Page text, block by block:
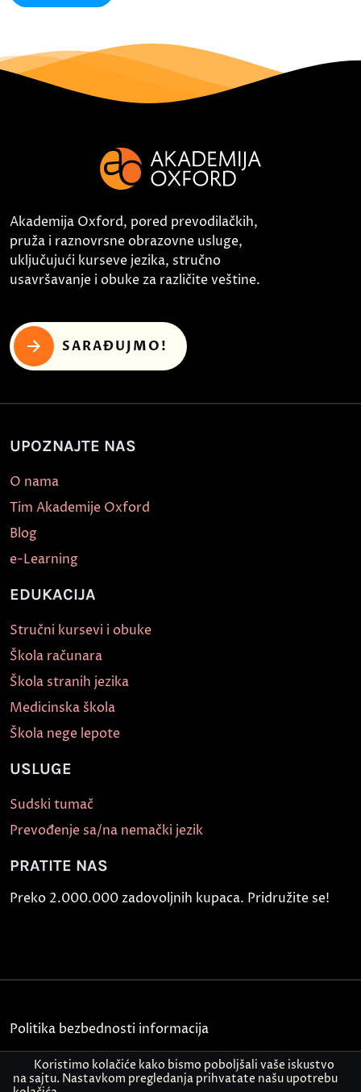
Akademija Oxford, pored prevodilačkih,
pruža i raznovrsne obrazovne usluge,
uključujući kurseve jezika, stručno
usavršavanje i obuke za različite veštine.
SARAĐUJMO!
UPOZNAJTE NAS
O nama
Tim Akademije Oxford
Blog
e-Learning
EDUKACIJA
Stručni kursevi i obuke
Škola računara
Škola stranih jezika
Medicinska škola
Škola nege lepote
USLUGE
Sudski tumač
Prevođenje sa/na nemački jezik
PRATITE NAS
Preko 2.000.000 zadovoljnih kupaca. Pridružite se!
Politika bezbednosti informacija
Kontakt
Koristimo kolačiće kako bismo poboljšali vaše iskustvo
na sajtu. Nastavkom pregledanja prihvatate našu upotrebu